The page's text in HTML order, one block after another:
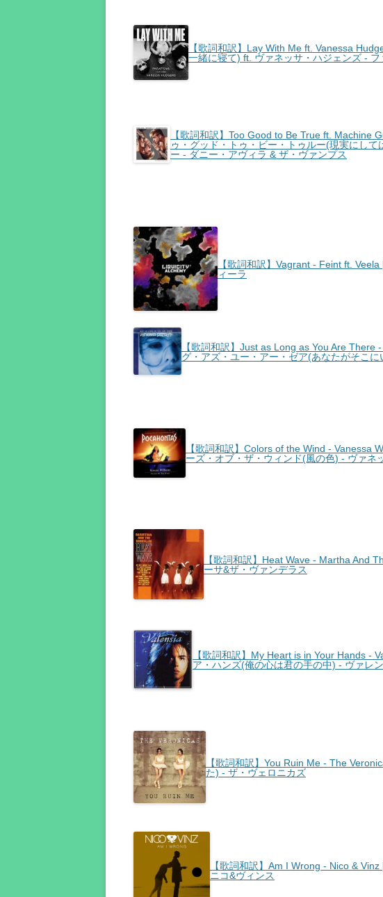
【歌詞和訳】Lay With Me ft. Vanessa
一緒に寝て) ft. ヴァネッサ・ハジェンズ - フ
【歌詞和訳】Too Good to Be True ft. Machine
ゥ・グッド・トゥ・ビー・トゥルー(現実にし
ー - ダニー・アヴィラ & ザ・ヴァンプス
【歌詞和訳】Vagrant - Feint ft.
ィーラ
【歌詞和訳】Just as Long as You Are
グ・アズ・ユー・アー・ゼア(あなたがそこ
【歌詞和訳】Colors of the Wind - Vanessa
ーズ・オブ・ザ・ウィンド(風の色) - ヴァネ
【歌詞和訳】Heat Wave - Martha And
ーサ&ザ・ヴァンデラス
【歌詞和訳】My Heart is in Your Hands -
ア・ハンズ(俺の心は君の手の中) - ヴァレ
【歌詞和訳】You Ruin Me - The
た) - ザ・ヴェロニカズ
【歌詞和訳】Am I Wrong - Nico &
ニコ&ヴィンス